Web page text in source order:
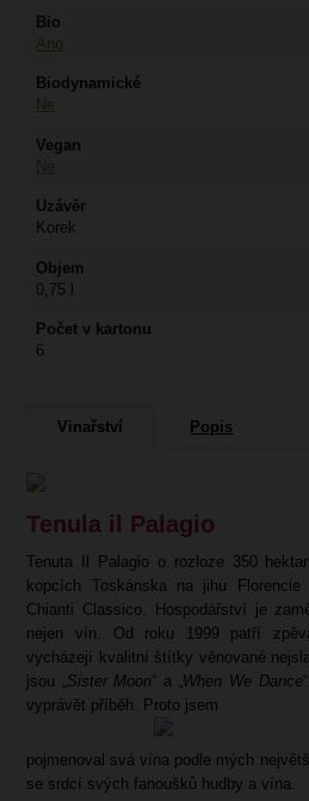
Bio
Ano
Biodynamické
Ne
Vegan
Ne
Uzávěr
Korek
Objem
0,75 l
Počet v kartonu
6
Vinařství Popis
Tenula il Palagio
Tenuta Il Palagio o rozloze 350
kopcích Toskánska na jihu
Chianti Classico. Hospodářství je
nejen vín. Od roku 1999 patří
vycházejí kvalitní štítky věnované
jsou „Sister Moon“ a „When We Dance
vyprávět příběh. Proto jsem
pojmenoval svá vína podle mých
se srdcí svých fanoušků hudby a vína.